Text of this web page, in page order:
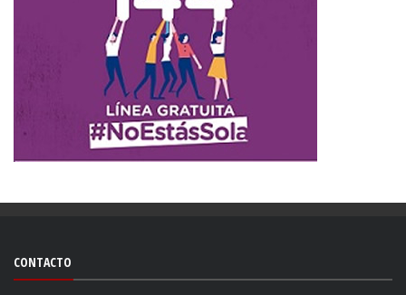
CONTACTO